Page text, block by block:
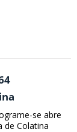
se abre
de Colatina